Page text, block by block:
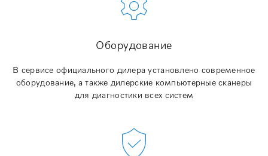
Оборудование
В сервисе официального дилера установлено современное
оборудование, а также дилерские компьютерные сканеры
для диагностики всех систем